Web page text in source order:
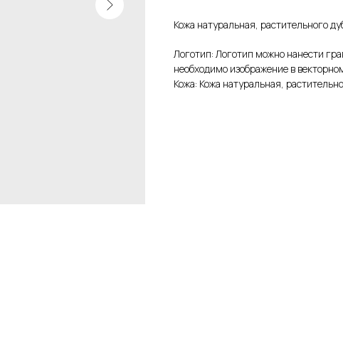
Кожа натуральная, растительного
Логотип: Логотип можно нанести
необходимо изображение в
Кожа: Кожа натуральная,